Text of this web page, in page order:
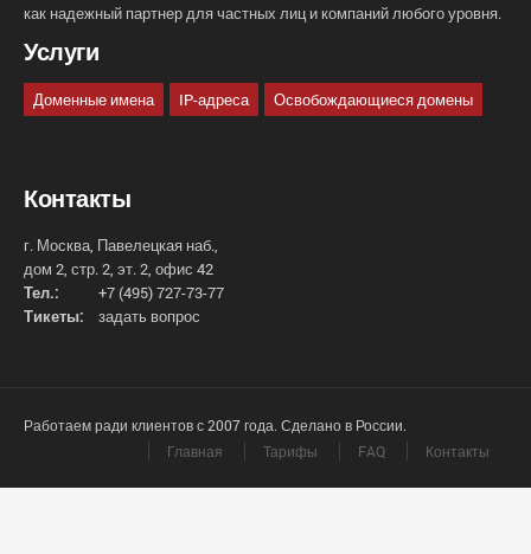
как надежный партнер для частных лиц и компаний любого уровня.
Услуги
Доменные имена IP-адреса Освобождающиеся домены
Контакты
г. Москва, Павелецкая наб.,
дом 2, стр. 2, эт. 2, офис 42
Тел.:
+7 (495) 727-73-77
Тикеты:
задать вопрос
Работаем ради клиентов с 2007 года. Сделано в России.
Главная
Тарифы FAQ Контакты